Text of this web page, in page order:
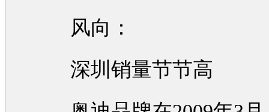
风向：
深圳销量节节高